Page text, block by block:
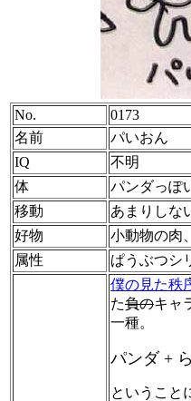
No.
0173
名前
パいおん
IQ
不明
体
パンダっぽ
移動
あまりしな
好物
小動物の肉
属性
ぱうぶつシ
僕の見た秩
た負のキャ
一種。
パンダ +
ということ